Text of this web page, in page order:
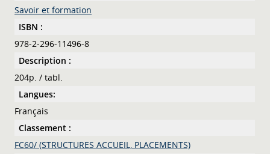
Savoir et formation
ISBN :
978-2-296-11496-8
Description :
204p. / tabl.
Langues:
Français
Classement :
FC60/ (STRUCTURES ACCUEIL, PLACEMENTS)